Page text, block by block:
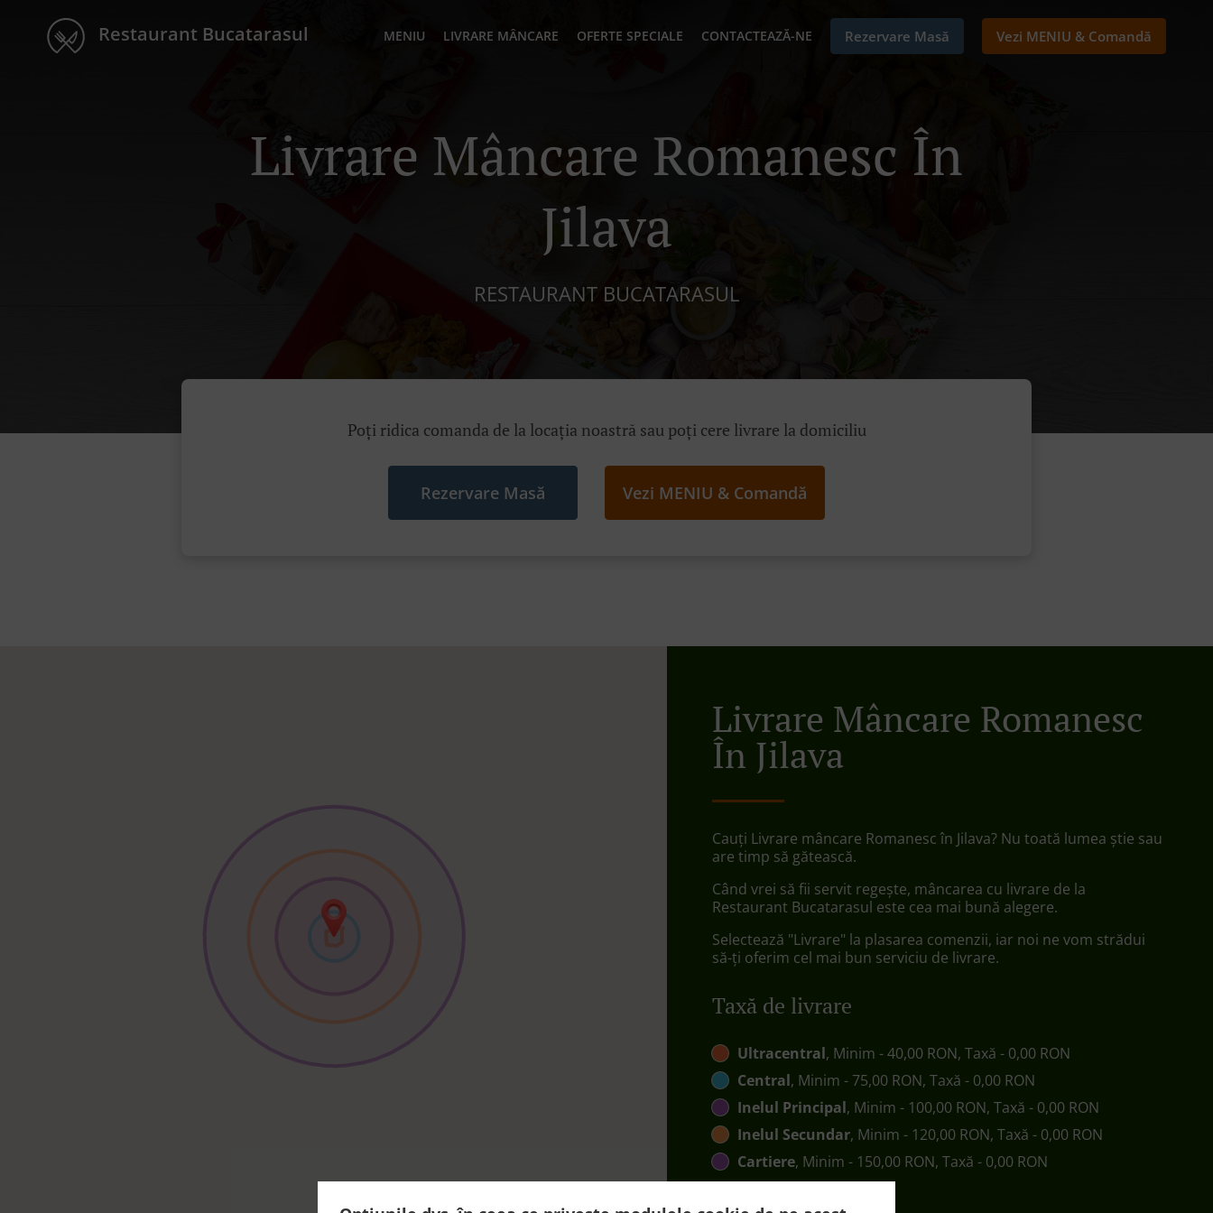
Restaurant Bucatarasul MENIU LIVRARE MÂNCARE OFERTE SPECIALE CONTACTEAZĂ-NE Rezervare Masă Vezi MENIU & Comandă
Livrare Mâncare Romanesc În
Jilava
RESTAURANT BUCATARASUL
Poți ridica comanda de la locația noastră sau poți cere livrare la domiciliu
Rezervare Masă Vezi MENIU & Comandă
Livrare Mâncare Romanesc
În Jilava
Cauți Livrare mâncare Romanesc în Jilava? Nu toată lumea știe sau
are timp să gătească.
Când vrei să fii servit regește, mâncarea cu livrare de la
Restaurant Bucatarasul este cea mai bună alegere.
Selectează "Livrare" la plasarea comenzii, iar noi ne vom strădui
să-ți oferim cel mai bun serviciu de livrare.
Taxă de livrare
Ultracentral, Minim - 40,00 RON, Taxă - 0,00 RON
Central, Minim - 75,00 RON, Taxă - 0,00 RON
Inelul Principal, Minim - 100,00 RON, Taxă - 0,00 RON
Inelul Secundar, Minim - 120,00 RON, Taxă - 0,00 RON
Cartiere, Minim - 150,00 RON, Taxă - 0,00 RON